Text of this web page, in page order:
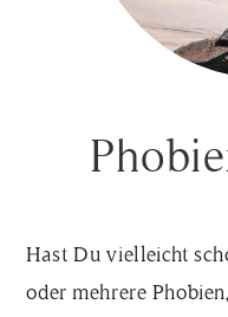
Hast Du vielleicht
oder mehrere